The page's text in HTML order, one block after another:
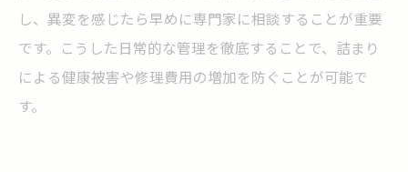
し、異変を感じたら早めに専門家に相談することが重要
です。こうした日常的な管理を徹底することで、詰まり
による健康被害や修理費用の増加を防ぐことが可能で
す。